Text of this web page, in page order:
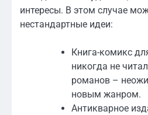
интересы. В этом случае
нестандартные идеи:
Книга-комикс
никогда не
романов –
новым жанром.
Антикварное